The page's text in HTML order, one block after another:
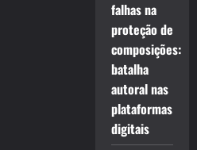
falhas na
proteção de
composições:
batalha
autoral nas
plataformas
digitais